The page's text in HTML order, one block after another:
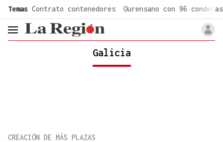
Temas Contrato contenedores Ourensano con 96 condenas
header.menu.open
Galicia
CREACIÓN DE MÁS PLAZAS